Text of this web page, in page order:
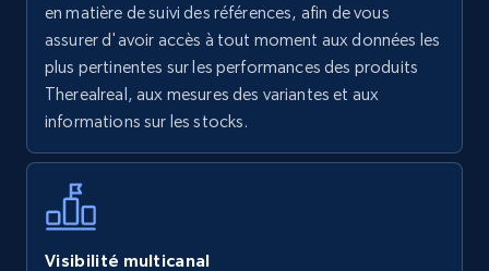
more.
5.6K+
Walmart - products - Find new products by
using specific category URL
URL, Final price, Sku, Currency, Gtin,
en matière de suivi des références, afin de vous
assurer d'avoir accès à tout moment aux données les
plus pertinentes sur les performances des produits
Therealreal, aux mesures des variantes et aux
informations sur les stocks.
Visibilité multicanal